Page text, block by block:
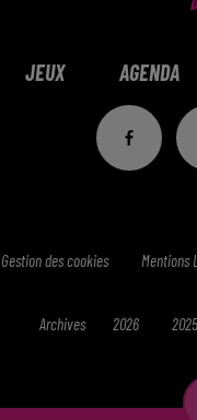
JEUX AGENDA
Gestion des cookies Mentions
Archives 2026 2025